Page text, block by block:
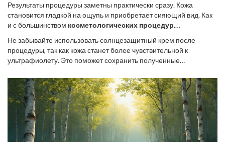
Результаты процедуры заметны практически сразу. Кожа
становится гладкой на ощупь и приобретает сияющий вид. Как
и с большинством косметологических процедур,
Не забывайте использовать солнцезащитный крем после
процедуры, так как кожа станет более чувствительной к
ультрафиолету. Это поможет сохранить полученные